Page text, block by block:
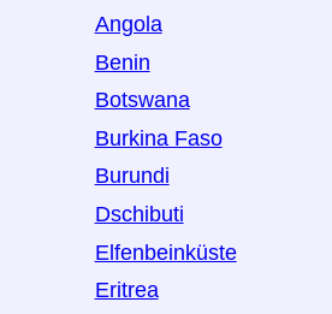
Angola
Benin
Botswana
Burkina Faso
Burundi
Dschibuti
Elfenbeinküste
Eritrea